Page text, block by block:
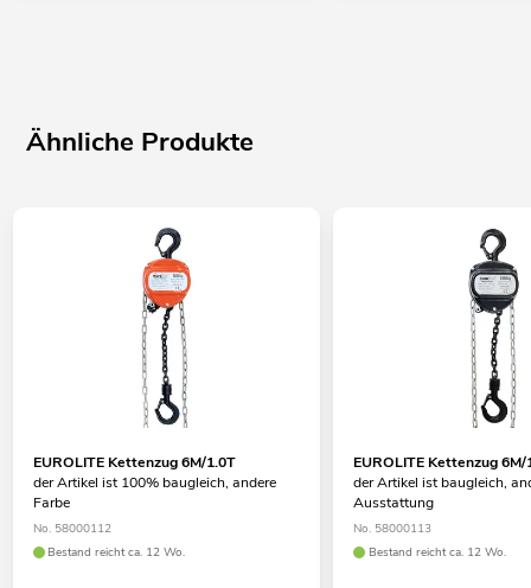
Ähnliche Produkte
EUROLITE Kettenzug 6M/1.0T
der Artikel ist 100% baugleich, andere
Farbe
No. 58000112
Bestand reicht ca. 12 Wo.
EUROLITE Kettenzug
der Artikel ist baugleich,
Ausstattung
No. 58000113
Bestand reicht ca. 12 Wo.